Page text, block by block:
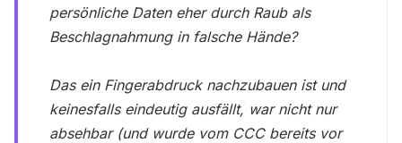
persönliche Daten eher durch Raub als
Beschlagnahmung in falsche Hände?
Das ein Fingerabdruck nachzubauen ist und
keinesfalls eindeutig ausfällt, war nicht nur
absehbar (und wurde vom CCC bereits vor